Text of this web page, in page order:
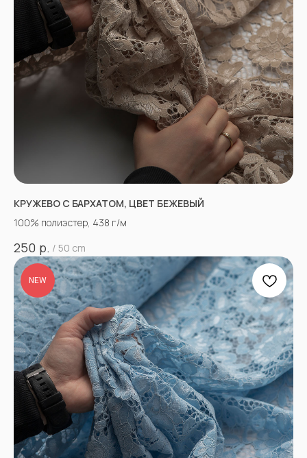
КРУЖЕВО С БАРХАТОМ, ЦВЕТ БЕЖЕВЫЙ
100% полиэстер, 438 г/м
250 р. / 50 cm
NEW